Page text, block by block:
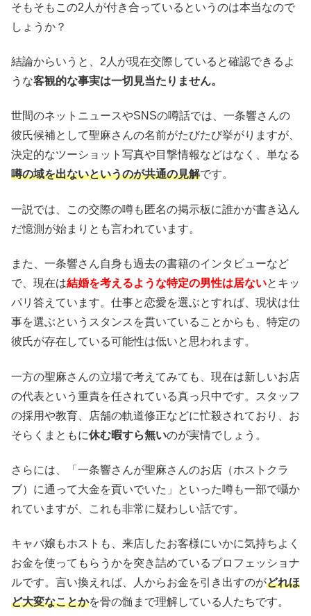
そもそもこの2人が付き合っているというのは本当なので
しょうか？
結論からいうと、2人が現在交際していると確認できるよ
うな客観的な事実は一切見当たりません。
世間のネットニュースやSNSの噂話では、一条響さんの
彼氏候補として聖麻さんの名前がたびたび挙がりますが、
決定的なツーショット写真や目撃情報などはなく、単なる
噂の域を出ないというのが共通の見解です。
一説では、この交際の噂も匿名の掲示板に誰かが書き込ん
だ憶測が始まりとも言われています。
また、一条響さん自身も過去の書籍のインタビューなど
で、現在は結婚を考えるような特定の男性は居ないとキッ
パリ答えています。仕事と恋愛を選ぶとすれば、現状は仕
事を選ぶというスタンスを貫いていることからも、特定の
彼氏が存在している可能性は低いと思われます。
一方の聖麻さんの立場で考えてみても、現在は新しいお店
の代表という重責を任されている真っ只中です。スタッフ
の採用や教育、店舗の軌道修正などに忙殺されており、お
そらくまともに休む暇すら無いのが実情でしょう。
さらには、「一条響さんが聖麻さんのお店（ホストクラ
ブ）に通って大金を貢いでいた」といった噂も一部で囁か
れていますが、これも非常に疑わしい話です。
キャバ嬢もホストも、来店したお客様にいかに気持ちよく
お金を使ってもらうかを突き詰めているプロフェッショナ
ルです。言い換えれば、人からお金を引き出すのがどれほ
ど大変なことかを骨の髄まで理解している人たちです。